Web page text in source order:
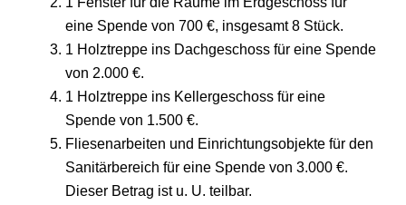
eine Spende von 700 €, insgesamt 8 Stück.
1 Holztreppe ins Dachgeschoss für eine Spende
von 2.000 €.
1 Holztreppe ins Kellergeschoss für eine
Spende von 1.500 €.
Fliesenarbeiten und Einrichtungsobjekte für den
Sanitärbereich für eine Spende von 3.000 €.
Dieser Betrag ist u. U. teilbar.